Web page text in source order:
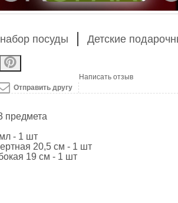
посуды Детские
Отправить другу
Написать отзыв
предмета
- 1 шт
20,5 см - 1 шт
19 см - 1 шт